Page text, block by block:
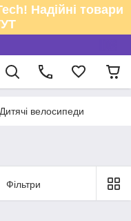
Надійні товари
Дитячі велосипеди
Фільтри